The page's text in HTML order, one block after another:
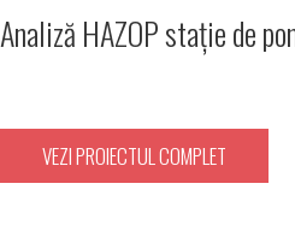
Analiză HAZOP stație de
VEZI PROIECTUL COMPLET